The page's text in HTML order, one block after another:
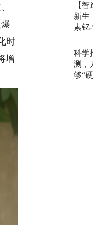
时
增
【
新
素钇
科学
测，
够“